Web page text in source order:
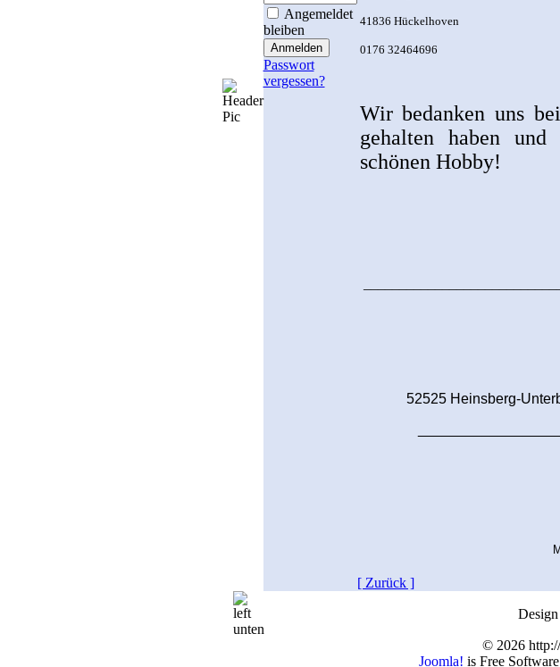
Angemeldet
bleiben
Passwort
vergessen?
41836 Hückelhoven
0176 32464696
Wir bedanken uns
gehalten haben
schönen Hobby!
52525 Heinsberg-
[ Zurück ]
© 2026
Joomla! is Free